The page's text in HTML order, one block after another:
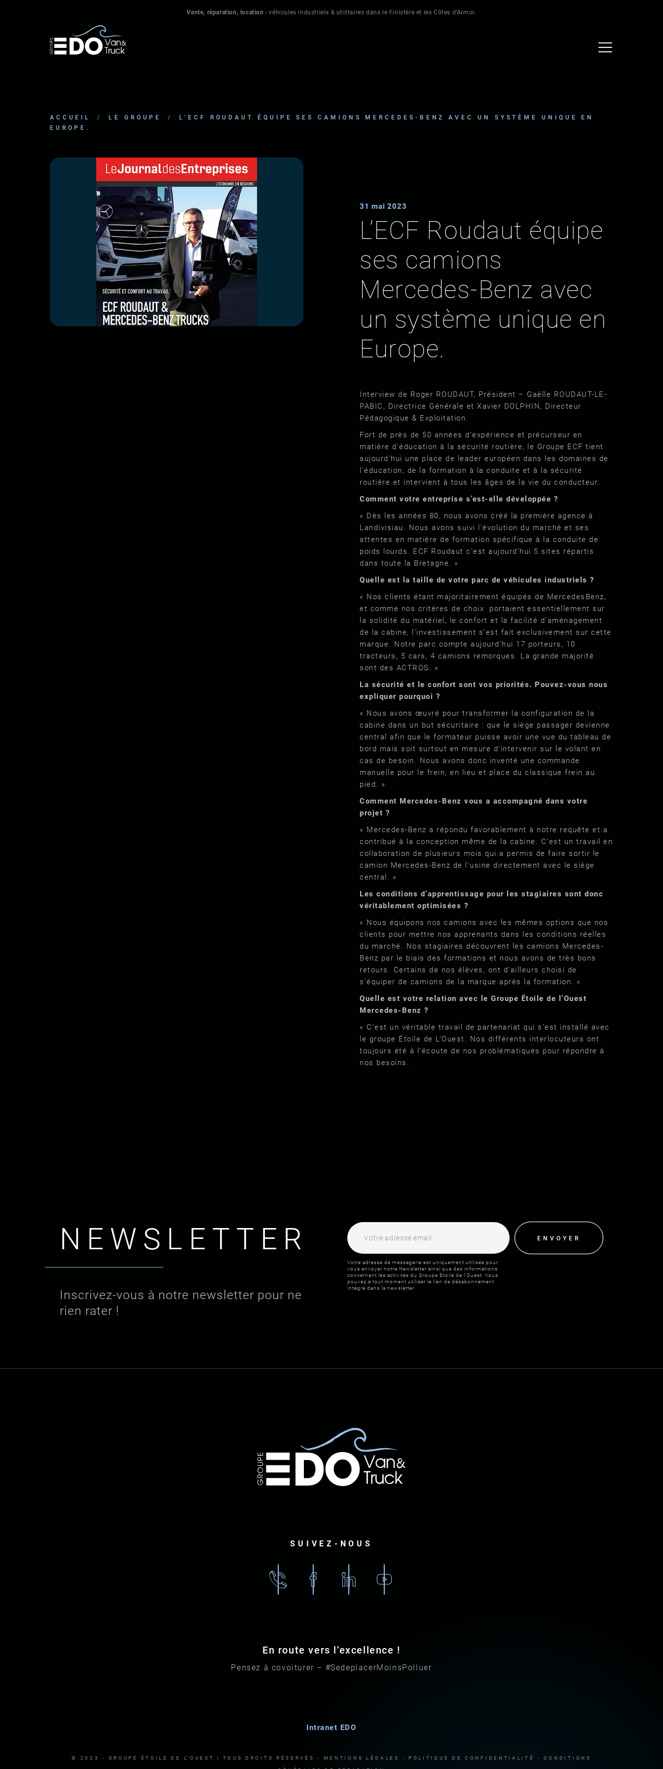
Vente, réparation, location - véhicules industriels & utilitaires dans le Finistère et les Côtes d’Armor.
ACCUEIL / LE GROUPE /
L’ECF ROUDAUT ÉQUIPE SES CAMIONS MERCEDES-BENZ AVEC UN SYSTÈME UNIQUE EN
EUROPE.
31 mai 2023
L’ECF Roudaut équipe
ses camions
Mercedes-Benz avec
un système unique en
Europe.
Interview de Roger ROUDAUT, Président – Gaëlle ROUDAUT-LE-
PABIC, Directrice Générale et Xavier DOLPHIN, Directeur
Pédagogique & Exploitation.
Fort de près de 50 années d’expérience et précurseur en
matière d’éducation à la sécurité routière, le Groupe ECF tient
aujourd’hui une place de leader européen dans les domaines de
l’éducation, de la formation à la conduite et à la sécurité
routière et intervient à tous les âges de la vie du conducteur.
Comment votre entreprise s’est-elle développée ?
« Dès les années 80, nous avons créé la première agence à
Landivisiau. Nous avons suivi l’évolution du marché et ses
attentes en matière de formation spécifique à la conduite de
poids lourds. ECF Roudaut c’est aujourd’hui 5 sites répartis
dans toute la Bretagne. »
Quelle est la taille de votre parc de véhicules industriels ?
« Nos clients étant majoritairement équipés de MercedesBenz,
et comme nos critères de choix portaient essentiellement sur
la solidité du matériel, le confort et la facilité d’aménagement
de la cabine, l’investissement s’est fait exclusivement sur cette
marque. Notre parc compte aujourd’hui 17 porteurs, 10
tracteurs, 5 cars, 4 camions remorques. La grande majorité
sont des ACTROS. »
La sécurité et le confort sont vos priorités. Pouvez-vous nous
expliquer pourquoi ?
« Nous avons œuvré pour transformer la configuration de la
cabine dans un but sécuritaire : que le siège passager devienne
central afin que le formateur puisse avoir une vue du tableau de
bord mais soit surtout en mesure d’intervenir sur le volant en
cas de besoin. Nous avons donc inventé une commande
manuelle pour le frein, en lieu et place du classique frein au
pied. »
Comment Mercedes-Benz vous a accompagné dans votre
projet ?
« Mercedes-Benz a répondu favorablement à notre requête et a
contribué à la conception même de la cabine. C’est un travail en
collaboration de plusieurs mois qui a permis de faire sortir le
camion Mercedes-Benz de l’usine directement avec le siège
central. »
Les conditions d’apprentissage pour les stagiaires sont donc
véritablement optimisées ?
« Nous équipons nos camions avec les mêmes options que nos
clients pour mettre nos apprenants dans les conditions réelles
du marché. Nos stagiaires découvrent les camions Mercedes-
Benz par le biais des formations et nous avons de très bons
retours. Certains de nos élèves, ont d’ailleurs choisi de
s’équiper de camions de la marque après la formation. »
Quelle est votre relation avec le Groupe Étoile de l’Ouest
Mercedes-Benz ?
« C’est un véritable travail de partenariat qui s’est installé avec
le groupe Étoile de L’Ouest. Nos différents interlocuteurs ont
toujours été à l’écoute de nos problématiques pour répondre à
nos besoins.
NEWSLETTER
Inscrivez-vous à notre newsletter pour ne
rien rater !
Votre adresse de messagerie est uniquement utilisée pour
vous envoyer notre Newsletter ainsi que des informations
concernant les activités du Groupe Etoile de l'Ouest. Vous
pouvez à tout moment utiliser le lien de désabonnement
intégré dans la newsletter.
ENVOYER
SUIVEZ-NOUS
02
96
FacebookLinkedin Youtube
En route vers l’excellence !
Pensez à covoiturer – #SedeplacerMoinsPolluer
Intranet EDO
© 2023 - GROUPE ÉTOILE DE L'OUEST | TOUS DROITS RÉSERVÉS - MENTIONS LÉGALES - POLITIQUE DE CONFIDENTIALITÉ - CONDITIONS